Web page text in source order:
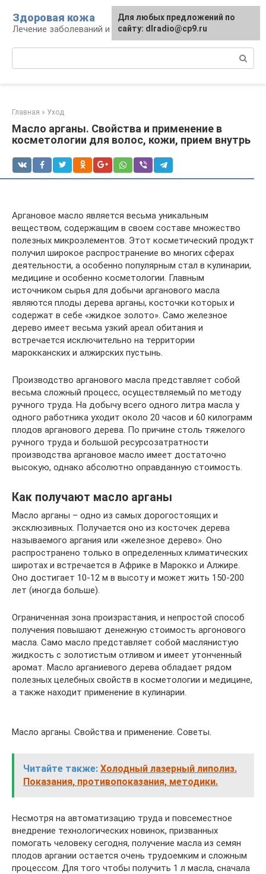
контенту
Здоровая кожа
Лечение заболеваний и уход за кожей
Главная » Уход
Масло арганы. Свойства и применение в
косметологии для волос, кожи, прием внутрь
Аргановое масло является весьма уникальным
веществом, содержащим в своем составе множество
полезных микроэлементов. Этот косметический продукт
получил широкое распространение во многих сферах
деятельности, а особенно популярным стал в кулинарии,
медицине и особенно косметологии. Главным
источником сырья для добычи арганового масла
являются плоды дерева арганы, косточки которых и
содержат в себе «жидкое золото». Само железное
дерево имеет весьма узкий ареал обитания и
встречается исключительно на территории
марокканских и алжирских пустынь.
Производство арганового масла представляет собой
весьма сложный процесс, осуществляемый по методу
ручного труда. На добычу всего одного литра масла у
одного работника уходит около 20 часов и 60 килограмм
плодов арганового дерева. По причине столь тяжелого
ручного труда и большой ресурсозатратности
производства аргановое масло имеет достаточно
высокую, однако абсолютно оправданную стоимость.
Как получают масло арганы
Масло арганы – одно из самых дорогостоящих и
эксклюзивных. Получается оно из косточек дерева
называемого аргания или «железное дерево». Оно
распространено только в определенных климатических
широтах и встречается в Африке в Марокко и Алжире.
Оно достигает 10-12 м в высоту и может жить 150-200
лет (иногда больше).
Ограниченная зона произрастания, и непростой способ
получения повышают денежную стоимость аргонового
масла. Само масло представляет собой маслянистую
жидкость с золотистым отливом и имеет утонченный
аромат. Масло арганиевого дерева обладает рядом
полезных целебных свойств в косметологии и медицине,
а также находит применение в кулинарии.
Масло арганы. Свойства и применение. Советы.
Читайте также: Холодный лазерный липолиз.
Показания, противопоказания, методики.
Несмотря на автоматизацию труда и повсеместное
внедрение технологических новинок, призванных
помогать человеку сегодня, получение масла из семян
плодов аргании остается очень трудоемким и сложным
процессом. Для того чтобы получить 1 л масла, сначала
Для любых предложений по
сайту: dlradio@cp9.ru